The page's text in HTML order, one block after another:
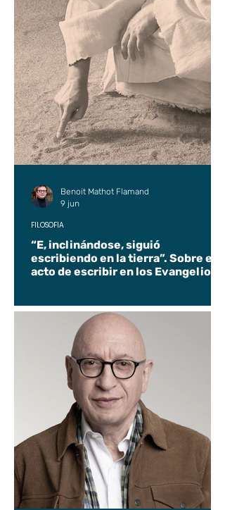
“E, inclinándose, siguió
escribiendo en la tierra”. Sobre el
acto de escribir en los Evangelios.
FILOSOFÍA
Benoit Mathot Flamand
9 jun